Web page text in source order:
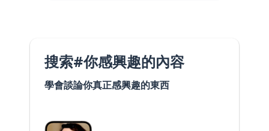
搜索#你感興趣的內容
學會談論你真正感興趣的東西